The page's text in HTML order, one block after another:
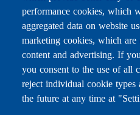
Leave this field blank
performance cookies, which
aggregated data on website
marketing cookies, which
content and advertising. If
you consent to the use of all
reject individual cookie
the future at any time at